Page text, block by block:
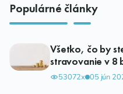
Populárné články
Všetko, čo by
stravovanie v 8
53072x 05 jún